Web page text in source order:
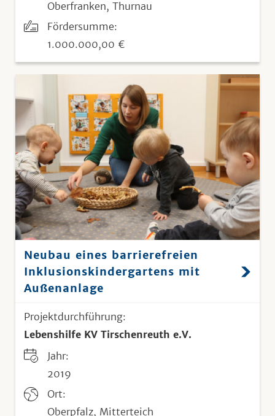
Oberfranken, Thurnau
Fördersumme:
1.000.000,00 €
Neubau eines barrierefreien
Inklusionskindergartens mit
Außenanlage
Projektdurchführung:
Lebenshilfe KV Tirschenreuth e.V.
Jahr:
2019
Ort:
Oberpfalz, Mitterteich